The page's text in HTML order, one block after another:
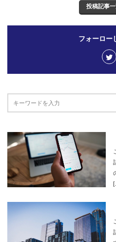
投稿記事
フォーロー